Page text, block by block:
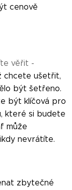
cenově
věřit -
chcete ušetřit,
být šetřeno.
být klíčová pro
které si budete
může
nevrátíte.
zbytečné